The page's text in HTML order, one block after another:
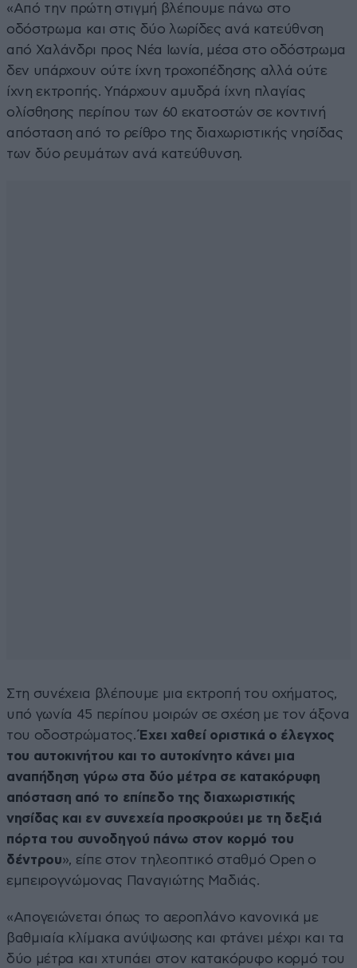
«Από την πρώτη στιγμή βλέπουμε πάνω στο
οδόστρωμα και στις δύο λωρίδες ανά κατεύθνση
από Χαλάνδρι προς Νέα Ιωνία, μέσα στο οδόστρωμα
δεν υπάρχουν ούτε ίχνη τροχοπέδησης αλλά ούτε
ίχνη εκτροπής. Υπάρχουν αμυδρά ίχνη πλαγίας
ολίσθησης περίπου των 60 εκατοστών σε κοντινή
απόσταση από το ρείθρο της διαχωριστικής νησίδας
των δύο ρευμάτων ανά κατεύθυνση.
Στη συνέχεια βλέπουμε μια εκτροπή του οχήματος,
υπό γωνία 45 περίπου μοιρών σε σχέση με τον άξονα
του οδοστρώματος.Έχει χαθεί οριστικά ο έλεγχος
του αυτοκινήτου και το αυτοκίνητο κάνει μια
αναπήδηση γύρω στα δύο μέτρα σε κατακόρυφη
απόσταση από το επίπεδο της διαχωριστικής
νησίδας και εν συνεχεία προσκρούει με τη δεξιά
πόρτα του συνοδηγού πάνω στον κορμό του
δέντρου», είπε στον τηλεοπτικό σταθμό Open o
εμπειρογνώμονας Παναγιώτης Μαδιάς.
«Απογειώνεται όπως το αεροπλάνο κανονικά με
βαθμιαία κλίμακα ανύψωσης και φτάνει μέχρι και τα
δύο μέτρα και χτυπάει στον κατακόρυφο κορμό του